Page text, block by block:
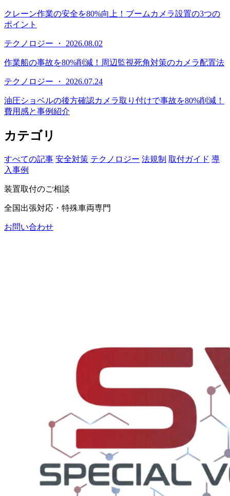
クレーン作業の安全を80%向上！ブームカメラ設置の3つの
ポイント
テクノロジー ・ 2026.08.02
作業船の事故を80%削減！周辺監視死角対策のカメラ配置法
テクノロジー ・ 2026.07.24
油圧ショベルの後方確認カメラ取り付けで事故を80%削減！
費用感と事例紹介
カテゴリ
すべての記事 安全対策 テクノロジー 法規制 取付ガイド 導
入事例
装置取付のご相談
全国出張対応・特殊車両専門
お問い合わせ